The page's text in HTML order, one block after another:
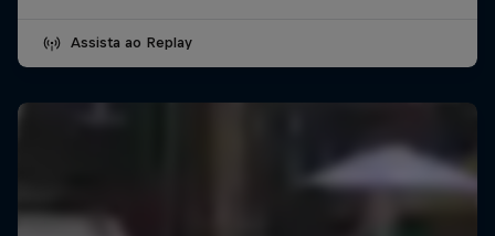
Assista ao Replay